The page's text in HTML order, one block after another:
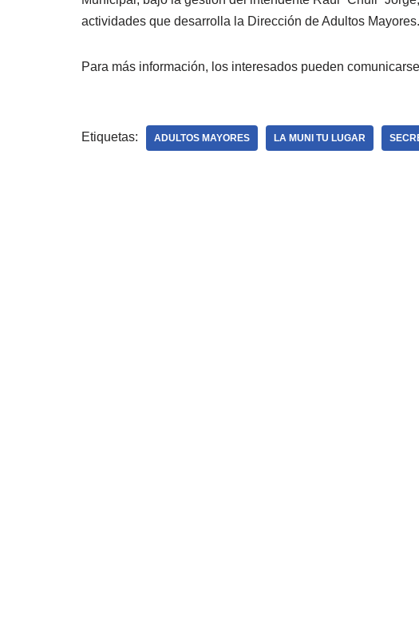
actividades que desarrolla la Dirección de Adultos Mayores.
Para más información, los interesados pueden
Etiquetas: ADULTOS MAYORES LA MUNI TU LUGAR